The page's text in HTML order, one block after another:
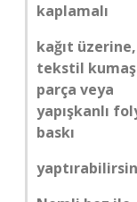
kaplamalı
kağıt üzerine,
tekstil
parça veya
yapışkanlı
baskı